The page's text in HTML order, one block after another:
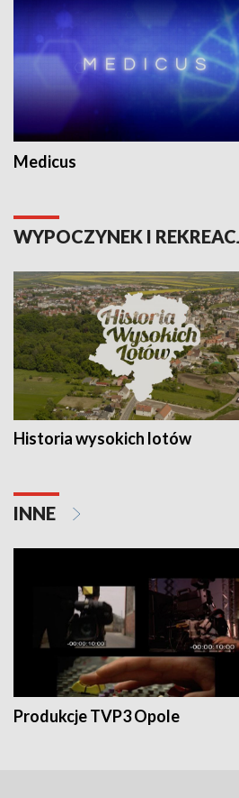
Medicus
WYPOCZYNEK I
Historia wysokich lotów
INNE
Produkcje TVP3 Opole